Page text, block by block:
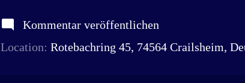
immer ein Ort, der die Liebe
widerspiegelt“, sagt Tobias
Ilshofen ist Steinmetz mit
Kommentar veröffentlichen
Location: Rotebachring 45, 74564 Crailsheim,